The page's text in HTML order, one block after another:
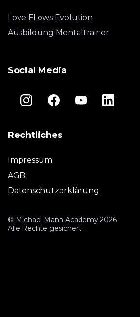
Love FLows Evolution
Ausbildung Mentaltrainer
Social Media
Rechtliches
Impressum
AGB
Datenschutzerklärung
© Michael Mann Academy 2026
Alle Rechte gesichert.